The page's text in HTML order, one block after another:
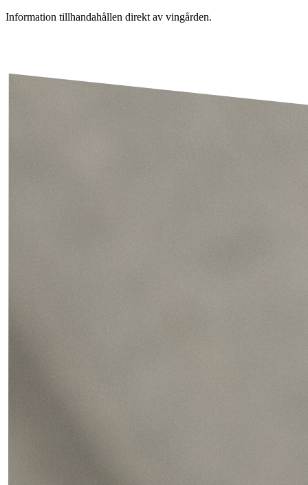
Information tillhandahållen direkt av vingården.